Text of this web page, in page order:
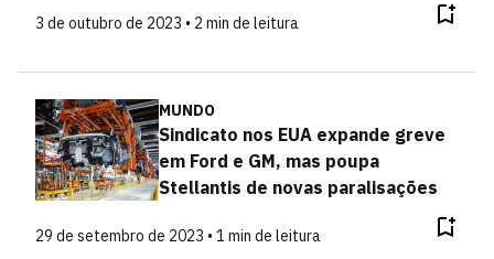
3 de outubro de 2023 • 2 min de leitura
MUNDO
Sindicato nos EUA expande greve
em Ford e GM, mas poupa
Stellantis de novas paralisações
29 de setembro de 2023 • 1 min de leitura